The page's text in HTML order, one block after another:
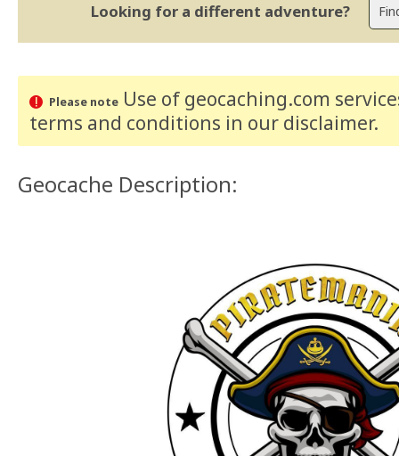
Looking for a different adventure?
Please noteUse of geocaching.com
terms and conditions in our disclaimer.
Geocache Description: